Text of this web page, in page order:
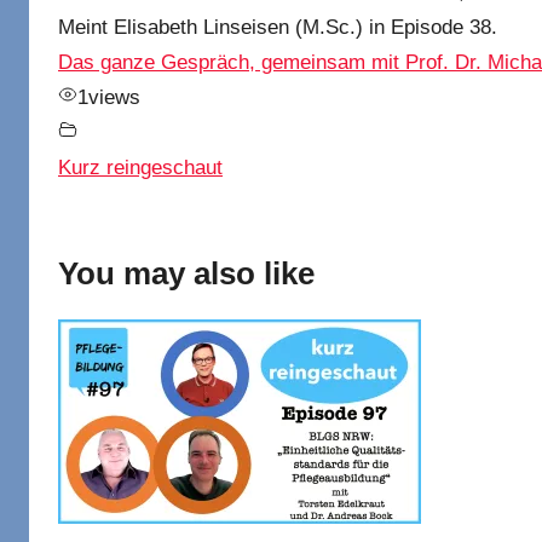
Meint Elisabeth Linseisen (M.Sc.) in Episode 38.
Das ganze Gespräch, gemeinsam mit Prof. Dr.
1views
Kurz reingeschaut
You may also like